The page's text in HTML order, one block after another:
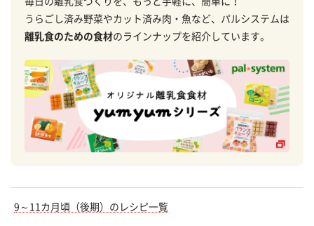
うらごし済み野菜やカット済み肉・魚など、パルシステムは
離乳食のための食材のラインナップを紹介しています。
9～11カ月頃（後期）のレシピ一覧